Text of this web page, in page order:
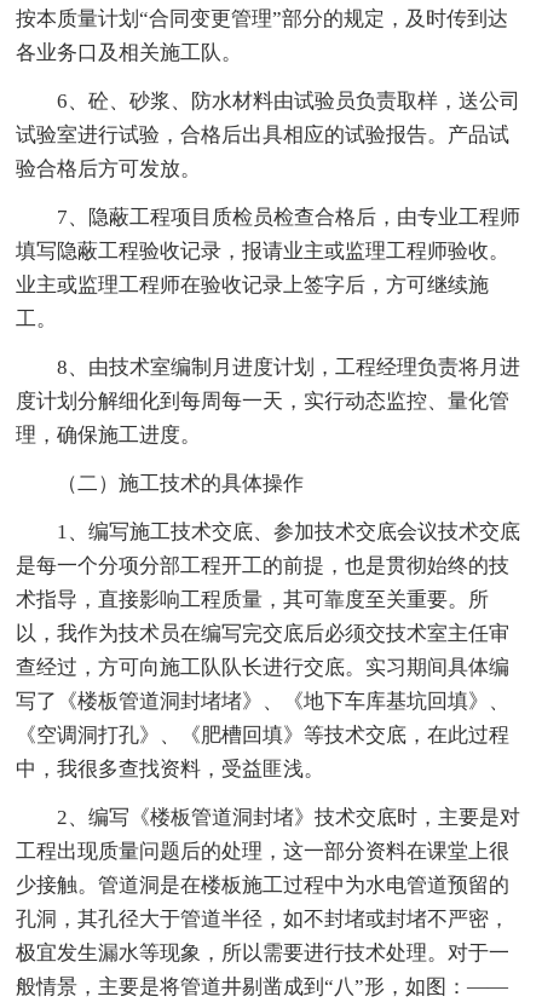
按本质量计划“合同变更管理”部分的规定，及时传到达
各业务口及相关施工队。
6、砼、砂浆、防水材料由试验员负责取样，送公司
试验室进行试验，合格后出具相应的试验报告。产品试
验合格后方可发放。
7、隐蔽工程项目质检员检查合格后，由专业工程师
填写隐蔽工程验收记录，报请业主或监理工程师验收。
业主或监理工程师在验收记录上签字后，方可继续施
工。
8、由技术室编制月进度计划，工程经理负责将月进
度计划分解细化到每周每一天，实行动态监控、量化管
理，确保施工进度。
（二）施工技术的具体操作
1、编写施工技术交底、参加技术交底会议技术交底
是每一个分项分部工程开工的前提，也是贯彻始终的技
术指导，直接影响工程质量，其可靠度至关重要。所
以，我作为技术员在编写完交底后必须交技术室主任审
查经过，方可向施工队队长进行交底。实习期间具体编
写了《楼板管道洞封堵堵》、《地下车库基坑回填》、
《空调洞打孔》、《肥槽回填》等技术交底，在此过程
中，我很多查找资料，受益匪浅。
2、编写《楼板管道洞封堵》技术交底时，主要是对
工程出现质量问题后的处理，这一部分资料在课堂上很
少接触。管道洞是在楼板施工过程中为水电管道预留的
孔洞，其孔径大于管道半径，如不封堵或封堵不严密，
极宜发生漏水等现象，所以需要进行技术处理。对于一
般情景，主要是将管道井剔凿成到“八”形，如图：——